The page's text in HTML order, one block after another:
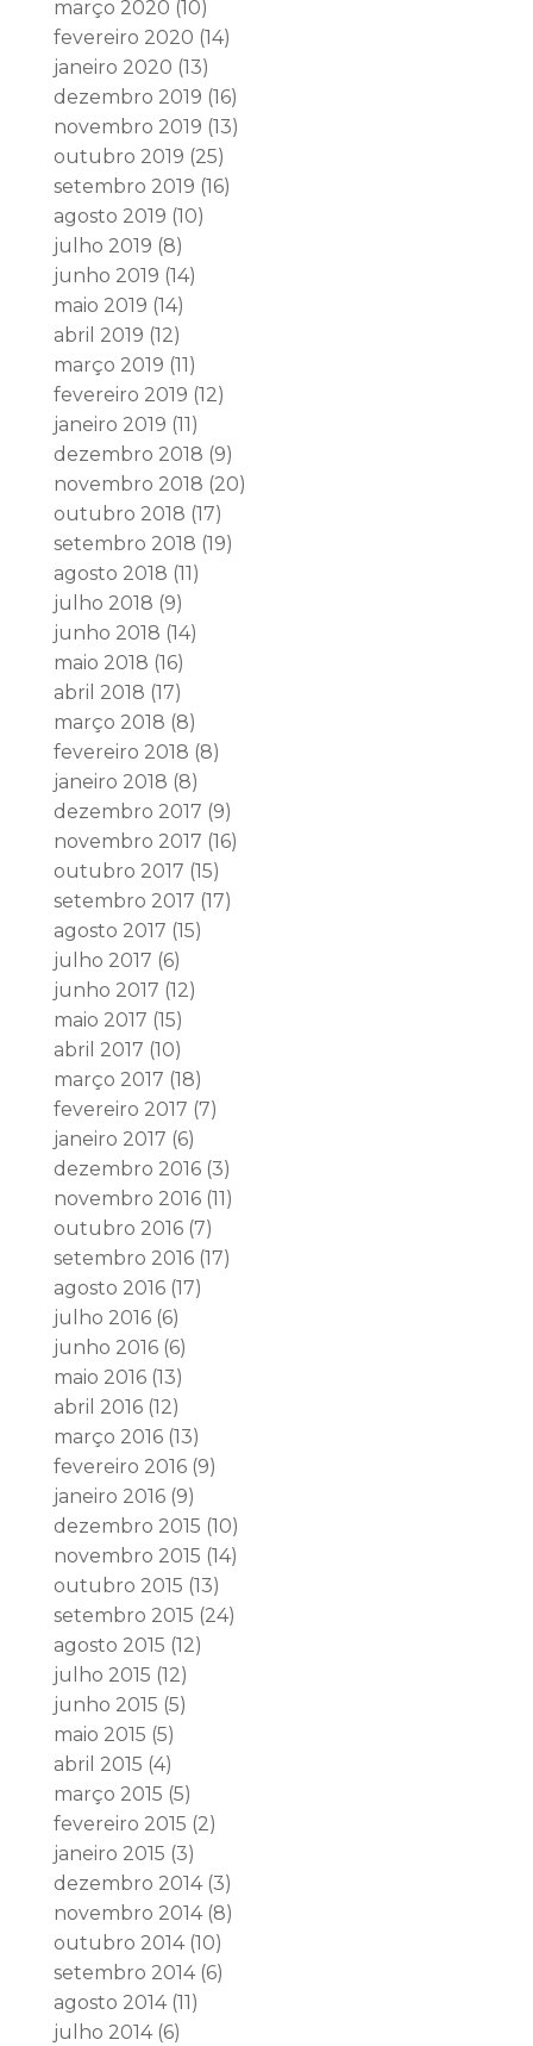
março 2020 (10)
fevereiro 2020 (14)
janeiro 2020 (13)
dezembro 2019 (16)
novembro 2019 (13)
outubro 2019 (25)
setembro 2019 (16)
agosto 2019 (10)
julho 2019 (8)
junho 2019 (14)
maio 2019 (14)
abril 2019 (12)
março 2019 (11)
fevereiro 2019 (12)
janeiro 2019 (11)
dezembro 2018 (9)
novembro 2018 (20)
outubro 2018 (17)
setembro 2018 (19)
agosto 2018 (11)
julho 2018 (9)
junho 2018 (14)
maio 2018 (16)
abril 2018 (17)
março 2018 (8)
fevereiro 2018 (8)
janeiro 2018 (8)
dezembro 2017 (9)
novembro 2017 (16)
outubro 2017 (15)
setembro 2017 (17)
agosto 2017 (15)
julho 2017 (6)
junho 2017 (12)
maio 2017 (15)
abril 2017 (10)
março 2017 (18)
fevereiro 2017 (7)
janeiro 2017 (6)
dezembro 2016(3)
novembro 2016(11)
outubro 2016(7)
setembro 2016(17)
agosto 2016(17)
julho 2016(6)
junho 2016(6)
maio 2016(13)
abril 2016(12)
março 2016(13)
fevereiro 2016(9)
janeiro 2016(9)
dezembro 2015 (10)
novembro 2015 (14)
outubro 2015 (13)
setembro 2015 (24)
agosto 2015 (12)
julho 2015 (12)
junho 2015 (5)
maio 2015 (5)
abril 2015 (4)
março 2015 (5)
fevereiro 2015 (2)
janeiro 2015 (3)
dezembro 2014(3)
novembro 2014(8)
outubro 2014(10)
setembro 2014(6)
agosto 2014(11)
julho 2014(6)